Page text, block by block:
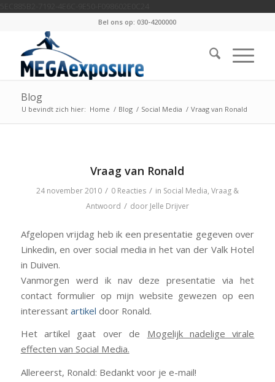
Bel ons op: 030-4200000
Blog
U bevindt zich hier: Home / Blog / Social Media / Vraag van Ronald
Vraag van Ronald
24 november 2010 / 0 Reacties / in Social Media, Vraag &
Antwoord / door Jelle Drijver
Afgelopen vrijdag heb ik een presentatie gegeven over
Linkedin, en over social media in het van der Valk Hotel
in Duiven.
Vanmorgen werd ik nav deze presentatie via het
contact formulier op mijn website gewezen op een
interessant artikel door Ronald.
Het artikel gaat over de Mogelijk nadelige virale
effecten van Social Media.
Allereerst, Ronald: Bedankt voor je e-mail!